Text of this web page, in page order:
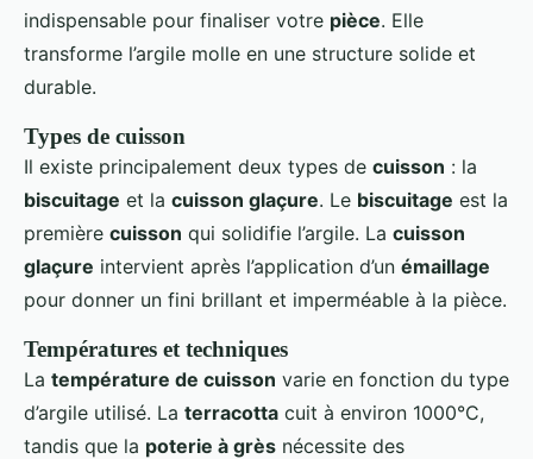
indispensable pour finaliser votre pièce. Elle
transforme l’argile molle en une structure solide et
durable.
Types de cuisson
Il existe principalement deux types de cuisson : la
biscuitage et la cuisson glaçure. Le biscuitage est la
première cuisson qui solidifie l’argile. La cuisson
glaçure intervient après l’application d’un émaillage
pour donner un fini brillant et imperméable à la pièce.
Températures et techniques
La température de cuisson varie en fonction du type
d’argile utilisé. La terracotta cuit à environ 1000°C,
tandis que la poterie à grès nécessite des